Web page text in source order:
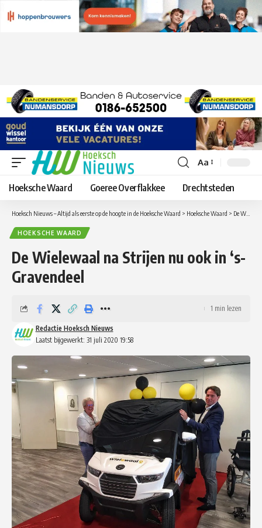
Lettergrootte
aanpassen
Aa
Hoeksche Waard Goeree Overflakkee Drechtsteden
Hoeksch Nieuws – Altijd als eerste op de hoogte in de Hoeksche Waard > Hoeksche Waard > De Wielewaal na Strijen nu ook in ‘s-Gravendeel
HOEKSCHE WAARD
De Wielewaal na Strijen nu ook in ‘s-
Gravendeel
Laatst bijgewerkt: 31 juli 2020 19:58
Redactie Hoeksch Nieuws
1 min lezen